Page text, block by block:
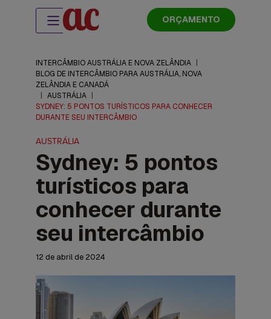
ORÇAMENTO
INTERCÂMBIO AUSTRÁLIA E NOVA ZELÂNDIA
BLOG DE INTERCÂMBIO PARA AUSTRÁLIA, NOVA
ZELÂNDIA E CANADÁ
AUSTRÁLIA
SYDNEY: 5 PONTOS TURÍSTICOS PARA CONHECER
DURANTE SEU INTERCÂMBIO
AUSTRÁLIA
Sydney: 5 pontos
turísticos para
conhecer durante
seu intercâmbio
12 de abril de 2024